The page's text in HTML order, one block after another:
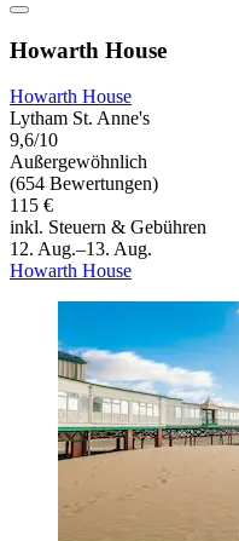
Howarth House
Howarth House
Lytham St. Anne's
9,6/10
Außergewöhnlich
(654 Bewertungen)
115 €
inkl. Steuern & Gebühren
12. Aug.–13. Aug.
Howarth House